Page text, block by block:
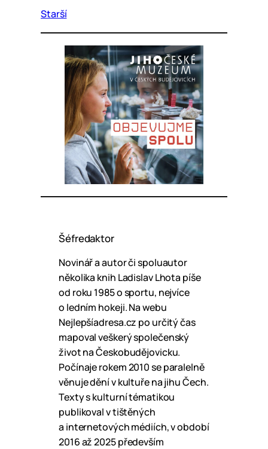
Starší
Šéfredaktor
Novinář a autor či spoluautor
několika knih Ladislav Lhota píše
od roku 1985 o sportu, nejvíce
o ledním hokeji. Na webu
Nejlepšíadresa.cz po určitý čas
mapoval veškerý společenský
život na Českobudějovicku.
Počínaje rokem 2010 se paralelně
věnuje dění v kultuře na jihu Čech.
Texty s kulturní tématikou
publikoval v tištěných
a internetových médiích, v období
2016 až 2025 především